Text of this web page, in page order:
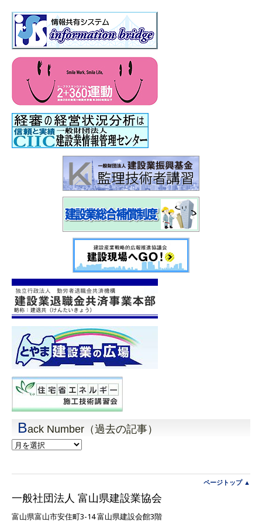
Back Number（過去の記事）
Back
Number（過
事）
ページトップ ▲
一般社団法人 富山県建設業協会
富山県富山市安住町3-14 富山県建設会館3階